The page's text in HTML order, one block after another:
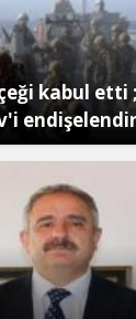
kabul